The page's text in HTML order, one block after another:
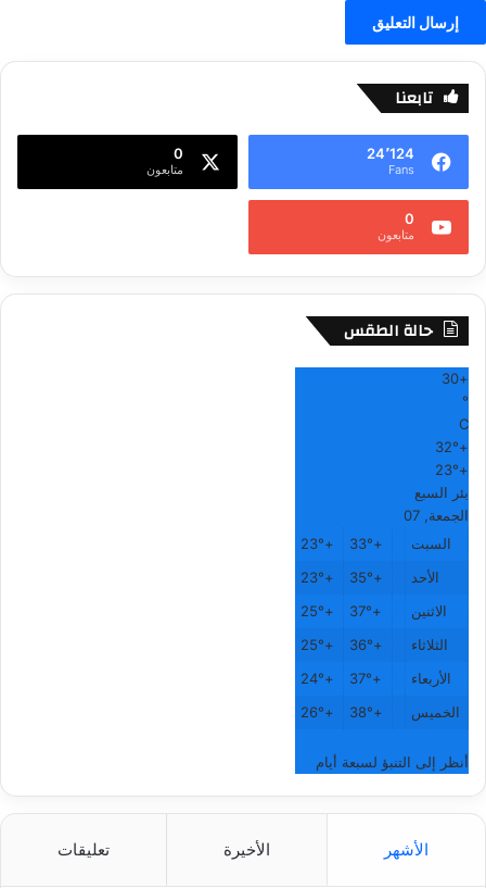
تابعنا
24٬124
Fans
0
متابعون
0
متابعون
حالة الطقس
+
30
°
C
+
32°
+
23°
بئر السبع
الجمعة, 07
السبت
+
33°
+
23°
الأحد
+
35°
+
23°
الاثنين
+
37°
+
25°
الثلاثاء
+
36°
+
25°
الأربعاء
+
37°
+
24°
الخميس
+
38°
+
26°
أنظر إلى التنبؤ لسبعة أيام
الأشهر الأخيرة تعليقات